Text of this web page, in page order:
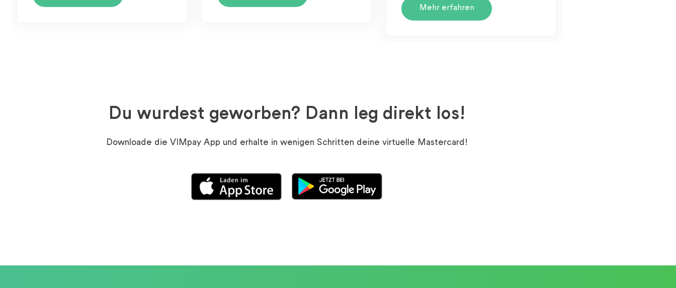
Mehr erfahren
Du wurdest geworben? Dann leg direkt los!
Downloade die VIMpay App und erhalte in wenigen Schritten deine virtuelle Mastercard!